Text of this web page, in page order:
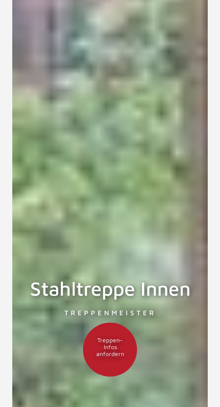
Stahltreppe Innen
TREPPENMEISTER
Treppen-
Infos
anfordern